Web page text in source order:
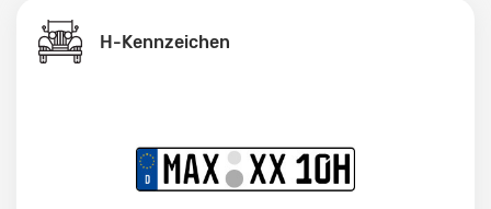
H-Kennzeichen